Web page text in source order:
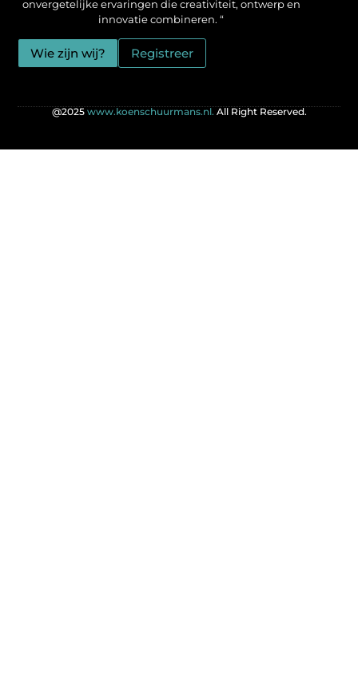
onvergetelijke ervaringen die creativiteit, ontwerp en
innovatie combineren. “
Wie zijn wij? Registreer
@2025 www.koenschuurmans.nl. All Right Reserved.